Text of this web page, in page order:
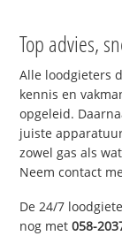
Top advies,
Alle loodgieters
kennis en
opgeleid.
juiste
zowel gas als
Neem contact
De 24/7
nog met058-